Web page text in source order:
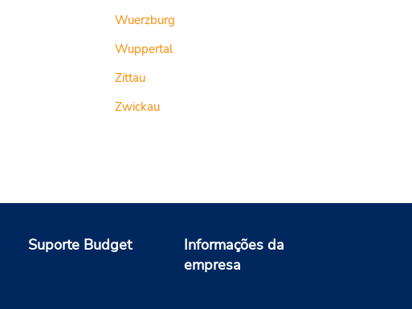
Wuerzburg
Wuppertal
Zittau
Zwickau
Suporte Budget
Informações da
empresa